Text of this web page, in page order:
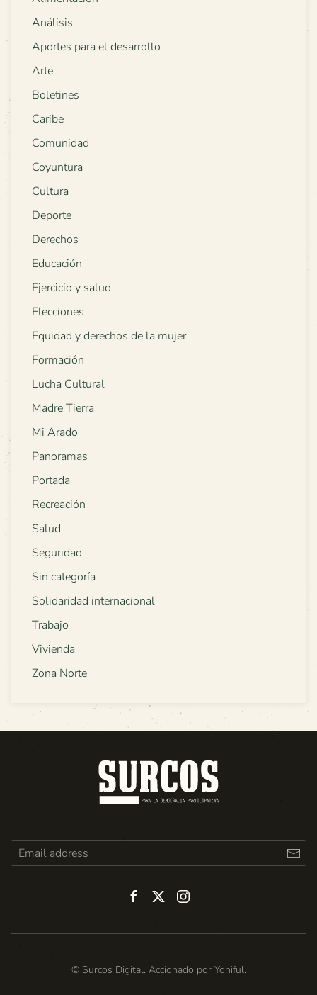
Análisis
Aportes para el desarrollo
Arte
Boletines
Caribe
Comunidad
Coyuntura
Cultura
Deporte
Derechos
Educación
Ejercicio y salud
Elecciones
Equidad y derechos de la mujer
Formación
Lucha Cultural
Madre Tierra
Mi Arado
Panoramas
Portada
Recreación
Salud
Seguridad
Sin categoría
Solidaridad internacional
Trabajo
Vivienda
Zona Norte
© Surcos Digital. Accionado por Yohiful.